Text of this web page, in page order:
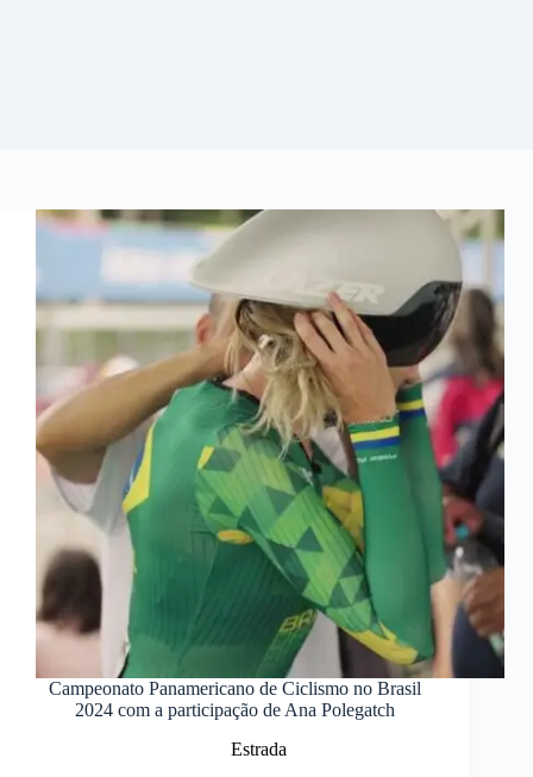
Campeonato Panamericano de Ciclismo no Brasil
2024 com a participação de Ana Polegatch
Estrada